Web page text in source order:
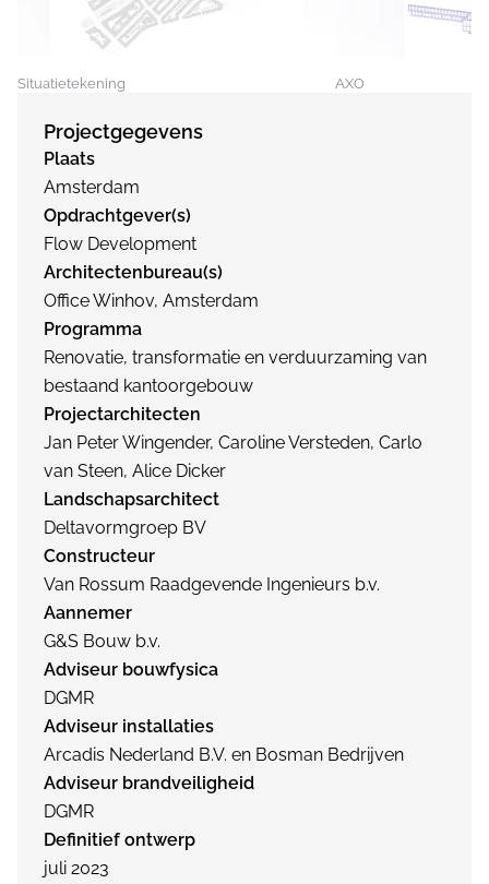
Situatietekening AXO
Projectgegevens
Plaats
Amsterdam
Opdrachtgever(s)
Flow Development
Architectenbureau(s)
Office Winhov, Amsterdam
Programma
Renovatie, transformatie en verduurzaming van
bestaand kantoorgebouw
Projectarchitecten
Jan Peter Wingender, Caroline Versteden, Carlo
van Steen, Alice Dicker
Landschapsarchitect
Deltavormgroep BV
Constructeur
Van Rossum Raadgevende Ingenieurs b.v.
Aannemer
G&S Bouw b.v.
Adviseur bouwfysica
DGMR
Adviseur installaties
Arcadis Nederland B.V. en Bosman Bedrijven
Adviseur brandveiligheid
DGMR
Definitief ontwerp
juli 2023